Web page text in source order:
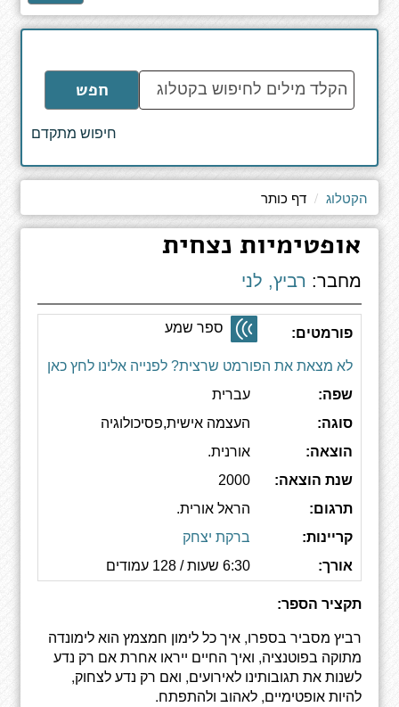
הקלד
מילים
לחיפוש
חפש
חיפוש מתקדם
הקטלוג דף כותר
אופטימיות נצחית
מחבר: רביץ, לני
פורמטים: ספר שמע
לא מצאת את הפורמט שרצית? לפנייה אלינו לחץ כאן
שפה:
עברית
סוגה:
העצמה אישית,פסיכולוגיה
הוצאה:
אורנית.
שנת הוצאה:
2000
תרגום:
הראל אורית.
קריינות:
ברקת יצחק
אורך:
6:30 שעות / 128 עמודים
תקציר הספר:
רביץ מסביר בספרו, איך כל לימון חמצמץ הוא לימונדה
מתוקה בפוטנציה, ואיך החיים ייראו אחרת אם רק נדע
לשנות את תגובותינו לאירועים, ואם רק נדע לצחוק,
להיות אופטימיים, לאהוב ולהתפתח.